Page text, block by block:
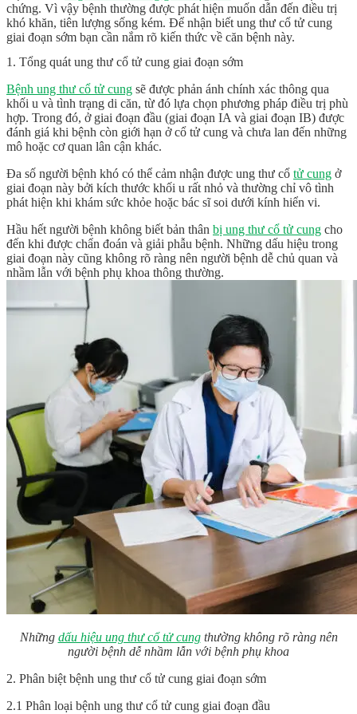
chứng. Vì vậy bệnh thường được phát hiện muốn dẫn đến điều trị
khó khăn, tiên lượng sống kém. Để nhận biết ung thư cổ tử cung
giai đoạn sớm bạn cần nắm rõ kiến thức về căn bệnh này.
1. Tổng quát ung thư cổ tử cung giai đoạn sớm
Bệnh ung thư cổ tử cung sẽ được phản ánh chính xác thông qua
khối u và tình trạng di căn, từ đó lựa chọn phương pháp điều trị phù
hợp. Trong đó, ở giai đoạn đầu (giai đoạn IA và giai đoạn IB) được
đánh giá khi bệnh còn giới hạn ở cổ tử cung và chưa lan đến những
mô hoặc cơ quan lân cận khác.
Đa số người bệnh khó có thể cảm nhận được ung thư cổ tử cung ở
giai đoạn này bởi kích thước khối u rất nhỏ và thường chỉ vô tình
phát hiện khi khám sức khỏe hoặc bác sĩ soi dưới kính hiển vi.
Hầu hết người bệnh không biết bản thân bị ung thư cổ tử cung cho
đến khi được chẩn đoán và giải phẫu bệnh. Những dấu hiệu trong
giai đoạn này cũng không rõ ràng nên người bệnh dễ chủ quan và
nhầm lẫn với bệnh phụ khoa thông thường.
Những dấu hiệu ung thư cổ tử cungthường không rõ ràng nên
người bệnh dễ nhầm lẫn với bệnh phụ khoa
2. Phân biệt bệnh ung thư cổ tử cung giai đoạn sớm
2.1 Phân loại bệnh ung thư cổ tử cung giai đoạn đầu